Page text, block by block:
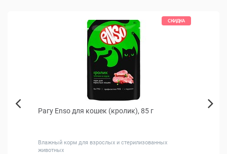
СКИДКА
Рагу Enso для кошек (кролик), 85 г
Влажный корм для взрослых и стерилизованных
животных